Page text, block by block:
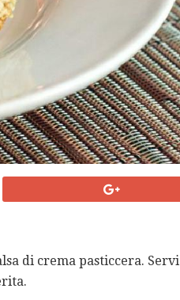
di crema pasticcera. Servi